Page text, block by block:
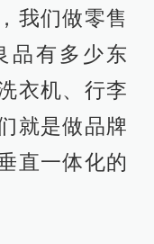
我们做零售
品有多少东
衣机、行李
就是做品牌
直一体化的